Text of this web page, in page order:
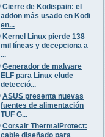
Cierre de Kodispain: el
addon más usado en Kodi
en...
Kernel Linux pierde 138
mil líneas y decepciona a
...
Generador de malware
ELF para Linux elude
detecció...
ASUS presenta nuevas
fuentes de alimentación
TUF G...
Corsair ThermalProtect:
cable diseñado para